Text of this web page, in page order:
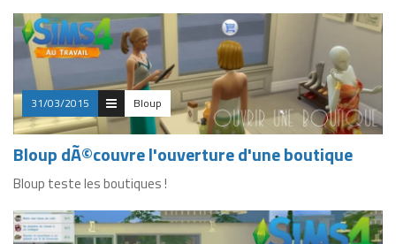
31/03/2015 Bloup
Bloup dÃ©couvre l'ouverture d'une boutique
Bloup teste les boutiques !